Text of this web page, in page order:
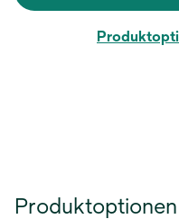
Produktoptionen